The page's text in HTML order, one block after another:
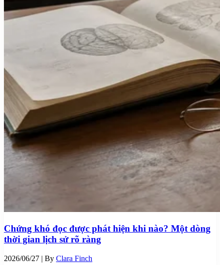
Chứng khó đọc được phát hiện khi nào? Một dòng
thời gian lịch sử rõ ràng
2026/06/27 | By Clara Finch